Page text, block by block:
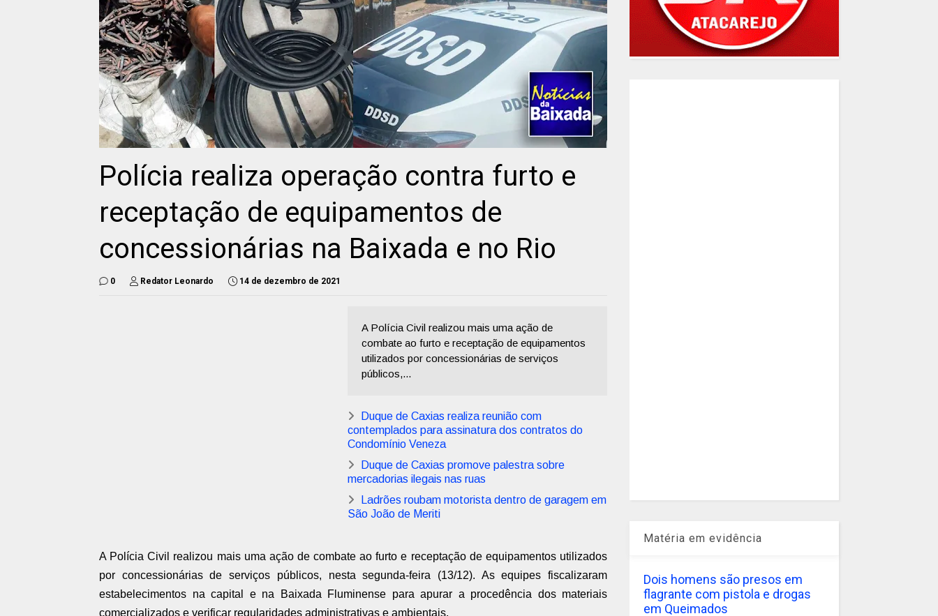
Polícia realiza operação contra furto e
receptação de equipamentos de
concessionárias na Baixada e no Rio
0 Redator Leonardo 14 de dezembro de 2021
A Polícia Civil realizou mais uma ação de
combate ao furto e receptação de equipamentos
utilizados por concessionárias de serviços
públicos,...
Duque de Caxias realiza reunião com
contemplados para assinatura dos contratos do
Condomínio Veneza
Duque de Caxias promove palestra sobre
mercadorias ilegais nas ruas
Ladrões roubam motorista dentro de garagem em
São João de Meriti
A Polícia Civil realizou mais uma ação de combate ao furto e receptação de equipamentos utilizados
por concessionárias de serviços públicos, nesta segunda-feira (13/12). As equipes fiscalizaram
estabelecimentos na capital e na Baixada Fluminense para apurar a procedência dos materiais
comercializados e verificar regularidades administrativas e ambientais.
Matéria em evidência
Dois homens são presos em
flagrante com pistola e drogas
em Queimados